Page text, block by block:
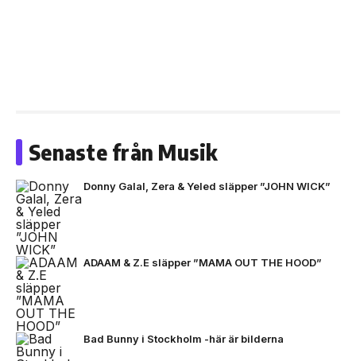
Senaste från Musik
Donny Galal, Zera & Yeled släpper ”JOHN WICK”
ADAAM & Z.E släpper ”MAMA OUT THE HOOD”
Bad Bunny i Stockholm -här är bilderna